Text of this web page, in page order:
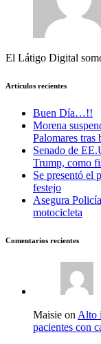
El Látigo Digital
Artículos recientes
Buen Día…!!
Morena
Palomares tras
Senado de
Trump, como
Se presentó el
festejo
Asegura
motocicleta
Comentarios recientes
Maisie on Alto
pacientes con